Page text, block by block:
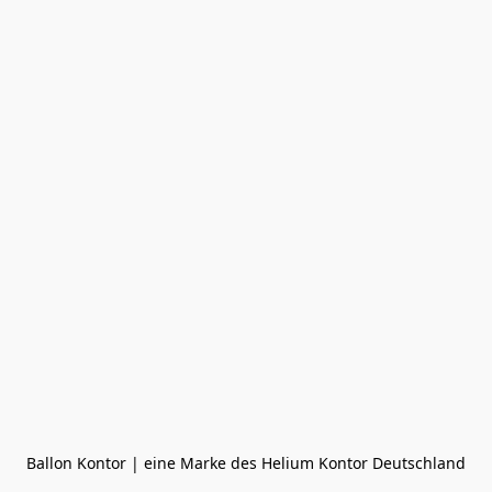
Ballon Kontor | eine Marke des Helium Kontor Deutschland